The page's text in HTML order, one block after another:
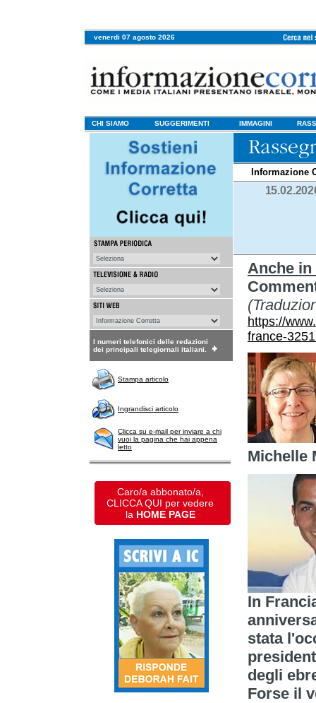
venerdi 07 agosto 2026
CHI SIAMO SUGGERIMENTI IMMAGINI
I numeri telefonici delle redazioni
dei principali telegiornali italiani.
Stampa articolo
Ingrandisci articolo
Clicca su e-mail per inviare a chi
vuoi la pagina che hai appena
letto
Caro/a abbonato/a,
CLICCA QUI per vedere
la HOME PAGE
Informazione
Anche in
https://
france-
Michelle
In
stata
degli
Forse il